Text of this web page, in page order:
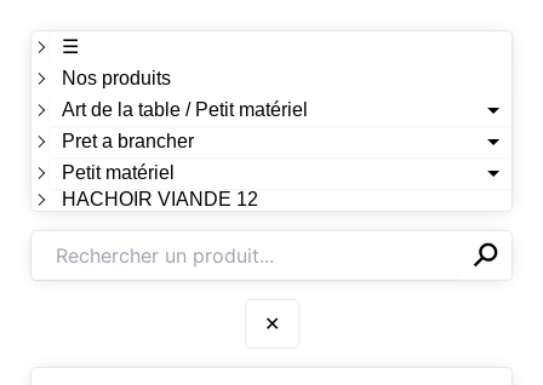
☰
Nos produits
Art de la table / Petit matériel
Pret a brancher
Petit matériel
HACHOIR VIANDE 12
✕⚲
✕